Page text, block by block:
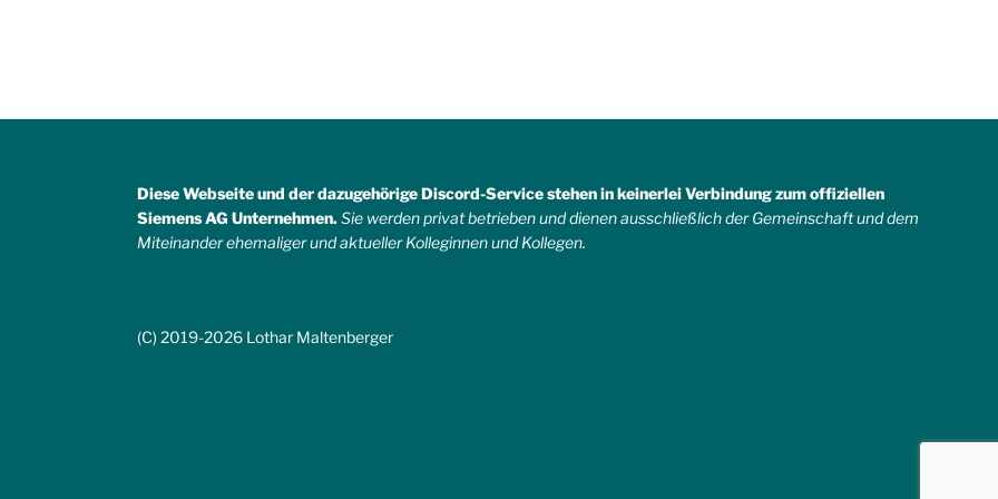
Diese Webseite und der dazugehörige Discord-Service stehen in keinerlei Verbindung zum offiziellen
Siemens AG Unternehmen.Sie werden privat betrieben und dienen ausschließlich der Gemeinschaft und dem
Miteinander ehemaliger und aktueller Kolleginnen und Kollegen.
(C) 2019-2026 Lothar Maltenberger